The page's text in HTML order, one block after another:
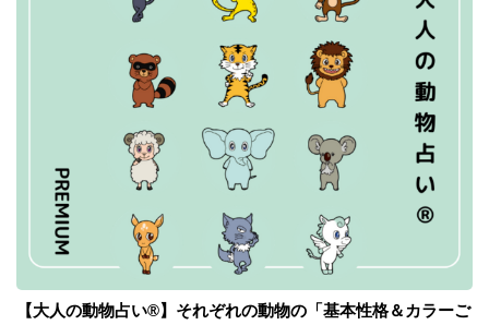
【大人の動物占い®】それぞれの動物の「基本性格＆カラーご